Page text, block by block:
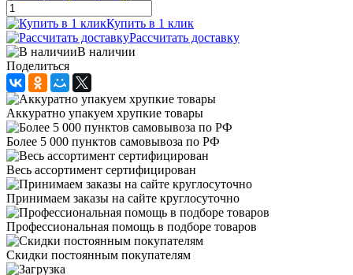
Купить в 1 клик
Рассчитать доставку
В наличии
Поделиться
Аккуратно упакуем хрупкие товары
Более 5 000 пунктов самовывоза по РФ
Весь ассортимент сертифицирован
Принимаем заказы на сайте круглосуточно
Профессиональная помощь в подборе товаров
Скидки постоянным покупателям